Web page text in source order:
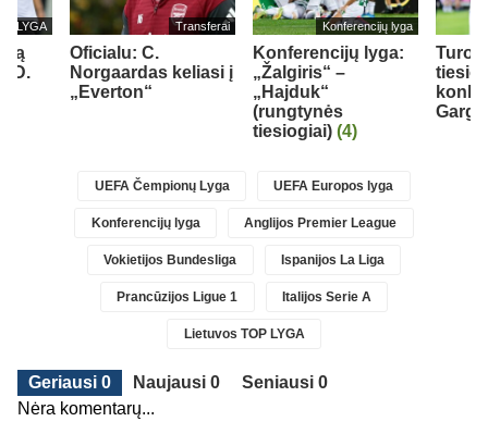
LYGA
D.
Transferai
Oficialu: C.
Norgaardas keliasi į
„Everton“
Konferencijų lyga
Konferencijų lyga:
„Žalgiris“ –
„Hajduk“
(rungtynės
tiesiogiai) (4)
Turo
UEFA Čempionų Lyga UEFA Europos lyga
Konferencijų lyga Anglijos Premier League
Vokietijos Bundesliga Ispanijos La Liga
Prancūzijos Ligue 1 Italijos Serie A
Lietuvos TOP LYGA
Geriausi 0 Naujausi 0
Seniausi 0
Nėra komentarų...